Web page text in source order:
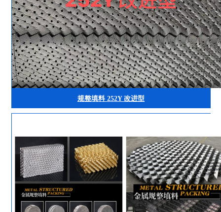
规整填料 252Y 改进型